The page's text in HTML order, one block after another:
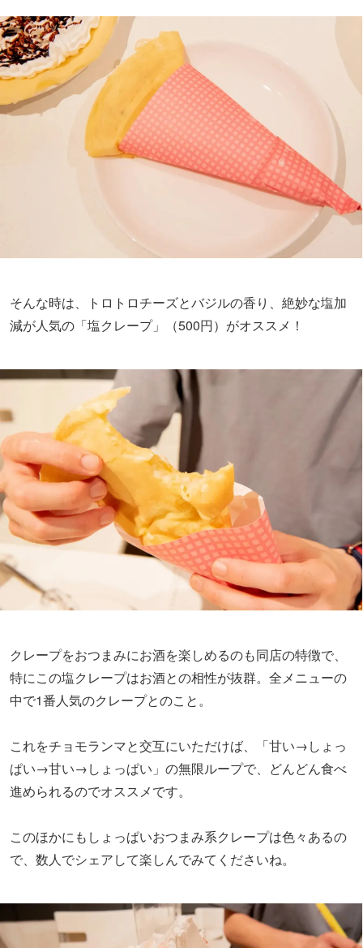
そんな時は、トロトロチーズとバジルの香り、絶妙な塩加
減が人気の「塩クレープ」（500円）がオススメ！
クレープをおつまみにお酒を楽しめるのも同店の特徴で、
特にこの塩クレープはお酒との相性が抜群。全メニューの
中で1番人気のクレープとのこと。
ぱい→甘い→しょっぱい」の無限ループで、どんどん食べ
進められるのでオススメです。
で、数人でシェアして楽しんでみてくださいね。